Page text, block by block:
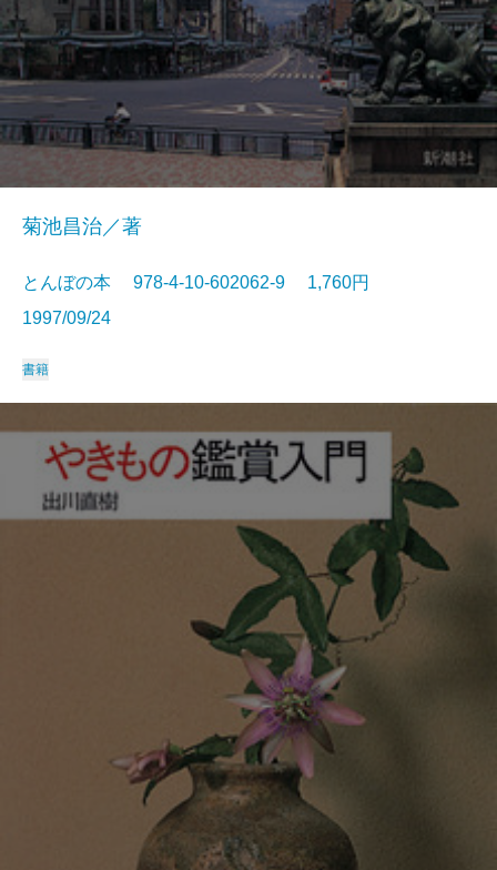
菊池昌治／著
とんぼの本 978-4-10-602062-9 1,760円
1997/09/24
書籍